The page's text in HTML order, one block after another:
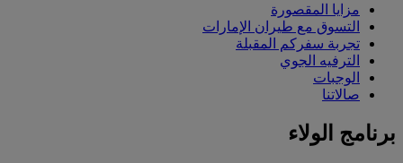
مزايا المقصورة
التسوق مع طيران الإمارات
تجربة سفركم المقبلة
الترفيه الجوي
الوجبات
صالاتنا
برنامج الولاء